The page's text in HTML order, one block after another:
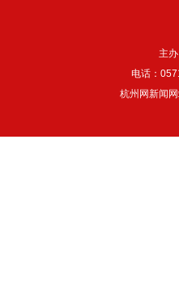
主
电话：
杭州网新闻